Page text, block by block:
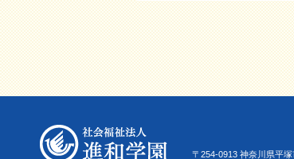
〒254-0913 神奈川県平塚